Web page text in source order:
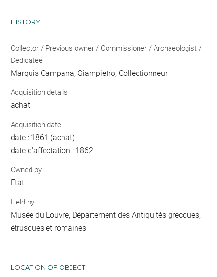
HISTORY
Collector / Previous owner / Commissioner / Archaeologist /
Dedicatee
Marquis Campana, Giampietro, Collectionneur
Acquisition details
achat
Acquisition date
date : 1861 (achat)
date d'affectation : 1862
Owned by
Etat
Held by
Musée du Louvre, Département des Antiquités grecques,
étrusques et romaines
LOCATION OF OBJECT